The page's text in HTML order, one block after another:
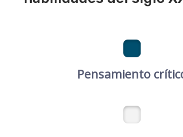
Pensamiento